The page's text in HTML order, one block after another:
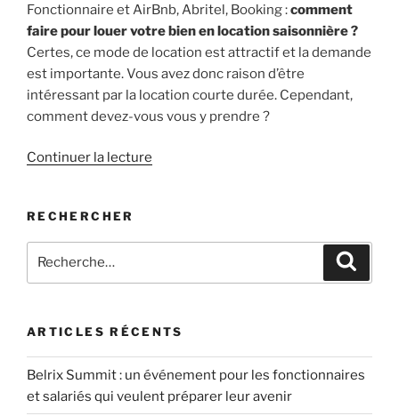
Fonctionnaire et AirBnb, Abritel, Booking :comment
faire pour louer votre bien en location saisonnière ?
Certes, ce mode de location est attractif et la demande
est importante. Vous avez donc raison d’être
intéressant par la location courte durée. Cependant,
comment devez-vous vous y prendre ?
Continuer la lecture
Abritel,
:
le
légalement »
RECHERCHER
pour
ARTICLES RÉCENTS
Belrix Summit : un événement pour les fonctionnaires
et salariés qui veulent préparer leur avenir